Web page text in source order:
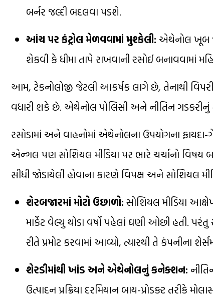
બર્નર જલ્દી બદલવા પડશે.
આંચ પર કંટ્રોલ મેળવવામાં મુશ્કેલી: એથેનોલ ખૂબ
શેકવી કે ધીમા તાપે રાખવાની રસોઈ
આમ, ટેકનોલોજી જેટલી આકર્ષક લાગે છે, તેનાથી
વધારી શકે છે. એથેનોલ પોલિસી અને નીતિન ગડકરીનું
રસોડામાં અને વાહનોમાં એથેનોલના ઉપયોગના
એન્ગલ પણ સોશિયલ મીડિયા પર ભારે ચર્ચાનો વિષય
સીધી જોડાયેલી હોવાના કારણે વિપક્ષ અને સોશિયલ
શેરબજારમાં મોટો ઉછાળો: સોશિયલ મીડિયા
માર્કેટ વેલ્યુ થોડા વર્ષો પહેલાં ઘણી ઓછી હતી.
રીતે પ્રમોટ કરવામાં આવ્યો, ત્યારથી તે કંપનીના
શેરડીમાંથી ખાંડ અને એથેનોલનું કનેક્શન:
ઉત્પાદન પ્રક્રિયા દરમિયાન બાય-પ્રોડક્ટ